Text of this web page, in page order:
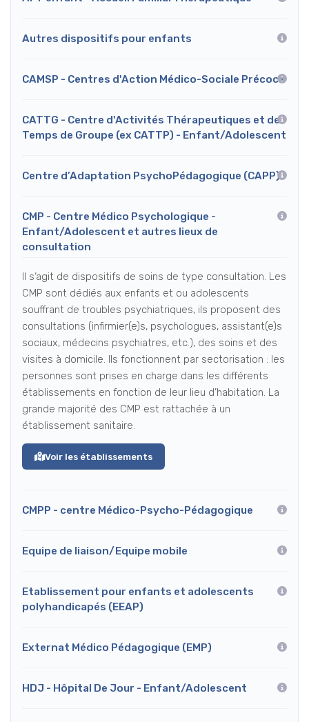
Autres dispositifs pour enfants
CAMSP - Centres d'Action Médico-Sociale Précoce
CATTG - Centre d'Activités Thérapeutiques et de
Temps de Groupe (ex CATTP) - Enfant/Adolescent
Centre d’Adaptation PsychoPédagogique (CAPP)
CMP - Centre Médico Psychologique -
Enfant/Adolescent et autres lieux de
consultation
Il s‘agit de dispositifs de soins de type consultation. Les
CMP sont dédiés aux enfants et ou adolescents
souffrant de troubles psychiatriques, ils proposent des
consultations (infirmier(e)s, psychologues, assistant(e)s
sociaux, médecins psychiatres, etc.), des soins et des
visites à domicile. Ils fonctionnent par sectorisation : les
personnes sont prises en charge dans les différents
établissements en fonction de leur lieu d’habitation. La
grande majorité des CMP est rattachée à un
établissement sanitaire.
Voir les établissements
CMPP - centre Médico-Psycho-Pédagogique
Equipe de liaison/Equipe mobile
Etablissement pour enfants et adolescents
polyhandicapés (EEAP)
Externat Médico Pédagogique (EMP)
HDJ - Hôpital De Jour - Enfant/Adolescent